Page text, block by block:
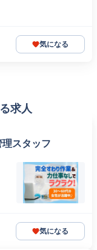
気になる
求人
スタッフ
気になる